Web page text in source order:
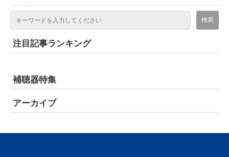
注目記事ランキング
補聴器特集
アーカイブ